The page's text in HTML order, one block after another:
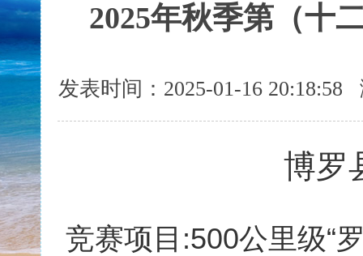
2025年秋季第（十
发表时间：2025-01-16
博罗
竞赛项目:500公里级“